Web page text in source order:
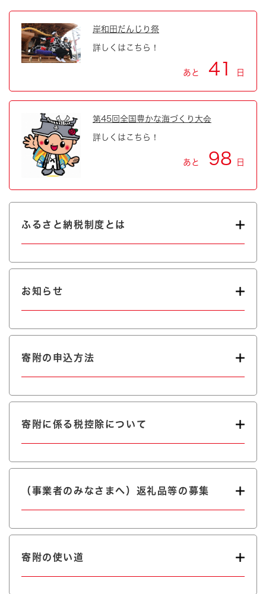
岸和田だんじり祭
詳しくはこちら！
あと 41 日
第45回全国豊かな海づくり大会
詳しくはこちら！
あと 98 日
ふるさと納税制度とは
お知らせ
寄附の申込方法
寄附に係る税控除について
（事業者のみなさまへ）返礼品等の募集
寄附の使い道